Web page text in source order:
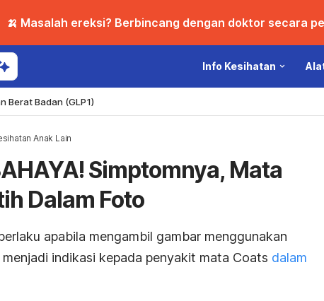
🍌 Masalah ereksi? Berbincang dengan doktor secara
Info Kesihatan
Berat Badan (GLP1)
Anak Lain
Simptomnya, Mata
Dalam Foto
apabila mengambil gambar menggunakan
indikasi kepada penyakit mata Coats dalam